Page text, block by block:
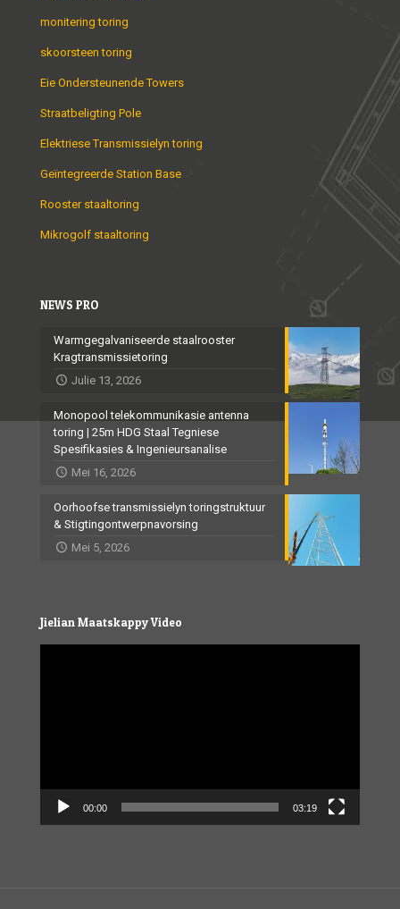
monitering toring
skoorsteen toring
Eie Ondersteunende Towers
Straatbeligting Pole
Elektriese Transmissielyn toring
Geïntegreerde Station Base
Rooster staaltoring
Mikrogolf staaltoring
NEWS PRO
Warmgegalvaniseerde staalrooster
Kragtransmissietoring
Julie 13, 2026
Monopool telekommunikasie antenna
toring | 25m HDG Staal Tegniese
Spesifikasies & Ingenieursanalise
Mei 16, 2026
Oorhoofse transmissielyn toringstruktuur
& Stigtingontwerpnavorsing
Mei 5, 2026
Jielian Maatskappy Video
00:00 03:19